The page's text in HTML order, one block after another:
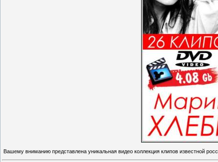
Вашему вниманию представлена уникальная видео коллекция клипов известной